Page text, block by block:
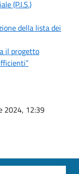
(P.I.S.)
della lista dei
il progetto
2024, 12:39